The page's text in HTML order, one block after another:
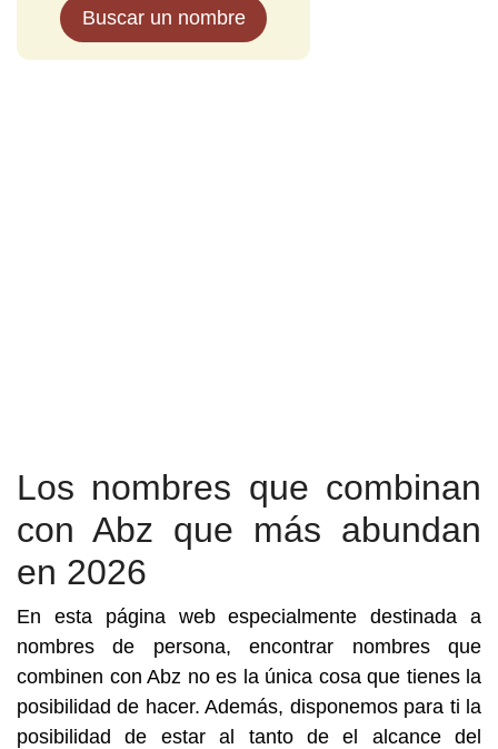
Buscar un nombre
Los nombres que combinan
con Abz que más abundan
en 2026
En esta página web especialmente destinada a
nombres de persona, encontrar nombres que
combinen con Abz no es la única cosa que tienes la
posibilidad de hacer. Además, disponemos para ti la
posibilidad de estar al tanto de el alcance del